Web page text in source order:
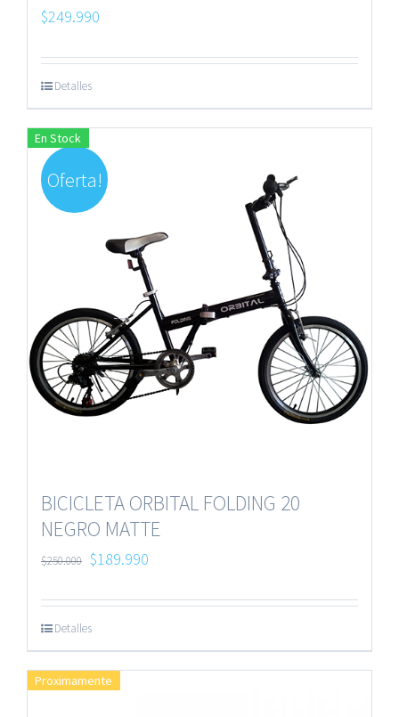
$249.990
Detalles
Oferta!
En Stock
BICICLETA ORBITAL FOLDING 20
NEGRO MATTE
$250.000 $189.990
Detalles
Proximamente